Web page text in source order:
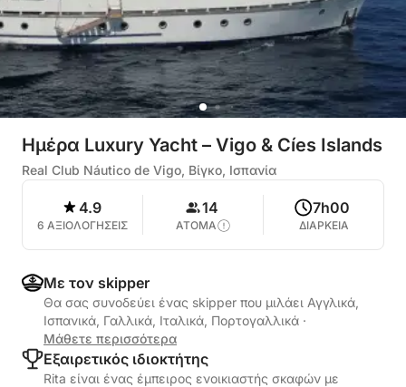
Ημέρα Luxury Yacht – Vigo & Cíes Islands
Real Club Náutico de Vigo, Βίγκο, Ισπανία
4.9
6 ΑΞΙΟΛΟΓΗΣΕΙΣ
14
ΑΤΟΜΑ
7h00
ΔΙΑΡΚΕΙΑ
Με τον skipper
Θα σας συνοδεύει ένας skipper που μιλάει Αγγλικά,
Ισπανικά, Γαλλικά, Ιταλικά, Πορτογαλλικά ·
Μάθετε περισσότερα
Εξαιρετικός ιδιοκτήτης
Rita είναι ένας έμπειρος ενοικιαστής σκαφών με